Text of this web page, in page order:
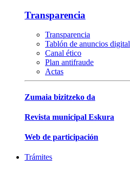
Transparencia
Transparencia
Tablón de anuncios digital
Canal ético
Plan antifraude
Actas
Zumaia bizitzeko da
Revista municipal Eskura
Web de participación
Trámites